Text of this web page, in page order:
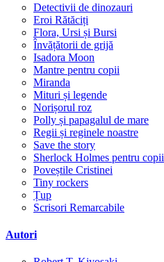
Detectivii de dinozauri
Eroi Rătăciți
Flora, Ursi și Bursi
Învățătorii de grijă
Isadora Moon
Mantre pentru copii
Miranda
Mituri și legende
Norișorul roz
Polly și papagalul de mare
Regii și reginele noastre
Save the story
Sherlock Holmes pentru copii
Poveștile Cristinei
Tiny rockers
Țup
Scrisori Remarcabile
Autori